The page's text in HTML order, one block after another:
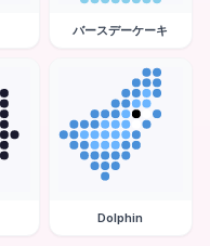
バースデーケーキ
Dolphin